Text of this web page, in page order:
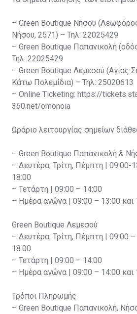
– Green Boutique Νήσου
Νήσου, 2571) – Τηλ: 22025429
– Green Boutique Παπανικολή
Τηλ: 22025429
– Green Boutique Λεμεσού (Αγίας
Κάτω Πολεμίδια) – Τηλ: 25020613
– Online Ticketing: https://
360.net/omonoia
Ωράριο λειτουργίας σημείων
– Green Boutique Παπανικολή &
– Δευτέρα, Τρίτη, Πέμπτη | 09:00-
18:00
– Τετάρτη | 09:00 – 14:00
– Ημέρα αγώνα | 09:00 – 13:00 και
Green Boutique Λεμεσού
– Δευτέρα, Τρίτη, Πέμπτη | 09:00
18:00
– Τετάρτη | 09:00 – 14:00
– Ημέρα αγώνα | 09:00 – 14:00 και
Τρόποι Πληρωμής
– Green Boutique Παπανικολή,